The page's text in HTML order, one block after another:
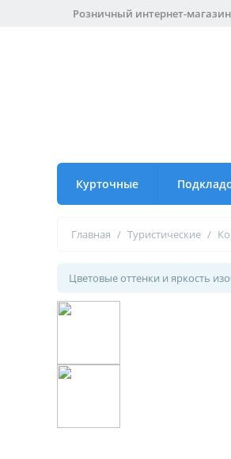
Розничный интернет-
Курточные
Главная / Туристические /
Цветовые оттенки и яркость